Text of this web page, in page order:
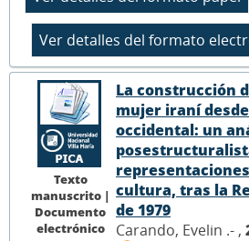
Texto
manuscrito |
Documento
electrónico
La construcción
mujer iraní
occidental: un
cultura, tras la
de 1979
Carando, Evelin .- ,